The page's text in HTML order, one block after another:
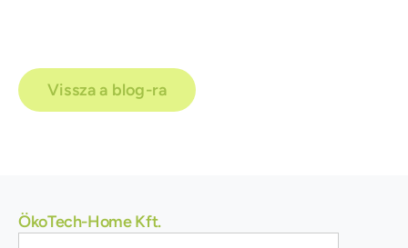
Vissza a blog-ra
ÖkoTech-Home Kft.